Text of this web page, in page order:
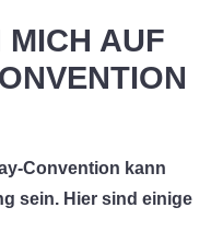
MICH AUF
Convention kann
sein. Hier sind einige